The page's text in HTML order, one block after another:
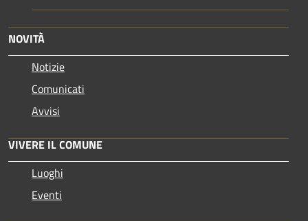
NOVITÀ
Notizie
Comunicati
Avvisi
VIVERE IL COMUNE
Luoghi
Eventi